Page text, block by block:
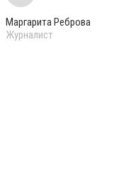
Маргарита Реброва
Журналист